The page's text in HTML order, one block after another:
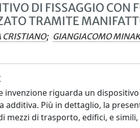
DI FISSAGGIO CON
TRAMITE
CRISTIANO; GIANGIACOMO
invenzione riguarda un
additiva. Più in dettaglio, la
mezzi di trasporto, edifici, e